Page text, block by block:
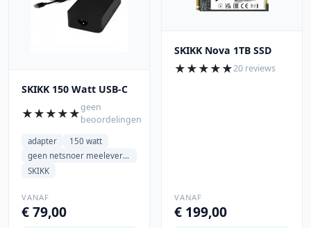
SKIKK 150 Watt USB-C
★★★★★geen
beoordelingen
adapter
150 watt
geen netsnoer meeleveren
SKIKK
VANAF
€ 79,00
SKIKK Nova 1TB SSD
★★★★★20 reviews
VANAF
€ 199,00